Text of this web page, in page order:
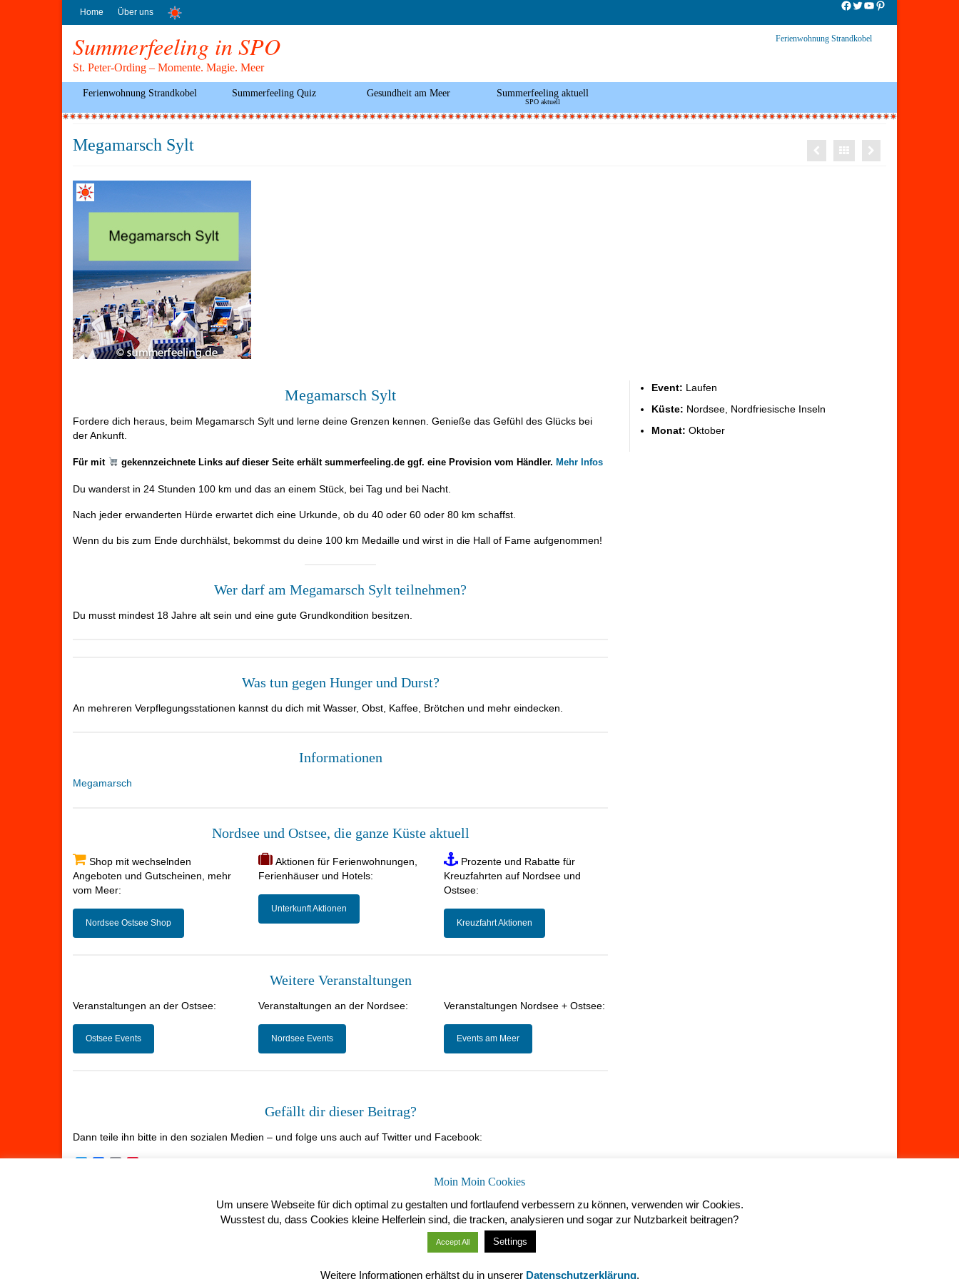
Home Über uns
Facebook
Twitter
YouTube
Pinterest
Summerfeeling in SPO
St. Peter-Ording – Momente. Magie. Meer
Ferienwohnung Strandkobel
Ferienwohnung Strandkobel Summerfeeling Quiz Gesundheit am Meer Summerfeeling aktuell
SPO aktuell
Megamarsch Sylt
Megamarsch Sylt
Fordere dich heraus, beim Megamarsch Sylt und lerne deine Grenzen kennen. Genieße das Gefühl des Glücks bei
der Ankunft.
Für mit gekennzeichnete Links auf dieser Seite erhält summerfeeling.de ggf. eine Provision vom Händler. Mehr Infos
Du wanderst in 24 Stunden 100 km und das an einem Stück, bei Tag und bei Nacht.
Nach jeder erwanderten Hürde erwartet dich eine Urkunde, ob du 40 oder 60 oder 80 km schaffst.
Wenn du bis zum Ende durchhälst, bekommst du deine 100 km Medaille und wirst in die Hall of Fame aufgenommen!
Wer darf am Megamarsch Sylt teilnehmen?
Du musst mindest 18 Jahre alt sein und eine gute Grundkondition besitzen.
Was tun gegen Hunger und Durst?
An mehreren Verpflegungsstationen kannst du dich mit Wasser, Obst, Kaffee, Brötchen und mehr eindecken.
Informationen
Megamarsch
Nordsee und Ostsee, die ganze Küste aktuell
Shop mit wechselnden
Angeboten und Gutscheinen, mehr
vom Meer:
Nordsee Ostsee Shop
Aktionen für Ferienwohnungen,
Ferienhäuser und Hotels:
Unterkunft Aktionen
Prozente und Rabatte für
Kreuzfahrten auf Nordsee und
Ostsee:
Kreuzfahrt Aktionen
Weitere Veranstaltungen
Veranstaltungen an der Ostsee:
Ostsee Events
Veranstaltungen an der Nordsee:
Nordsee Events
Veranstaltungen Nordsee + Ostsee:
Events am Meer
Gefällt dir dieser Beitrag?
Dann teile ihn bitte in den sozialen Medien – und folge uns auch auf Twitter und Facebook:
TwitterFacebook
Email
Event: Laufen
Küste: Nordsee, Nordfriesische Inseln
Monat: Oktober
Moin Moin Cookies
Um unsere Webseite für dich optimal zu gestalten und fortlaufend verbessern zu können, verwenden wir Cookies.
Wusstest du, dass Cookies kleine Helferlein sind, die tracken, analysieren und sogar zur Nutzbarkeit beitragen?
Accept All Settings
Weitere Informationen erhältst du in unserer Datenschutzerklärung.